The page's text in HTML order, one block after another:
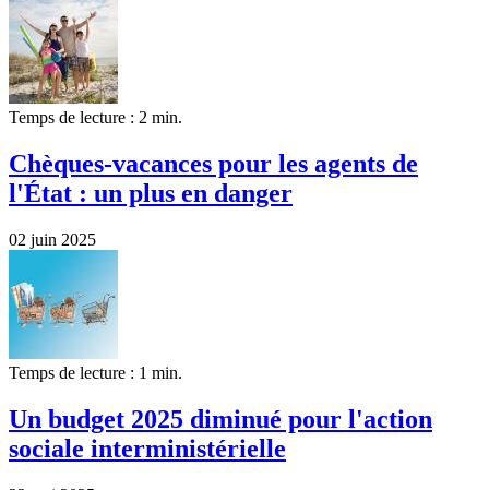
Temps de lecture : 2 min.
Chèques-vacances pour les agents de
l'État : un plus en danger
02 juin 2025
Temps de lecture : 1 min.
Un budget 2025 diminué pour l'action
sociale interministérielle